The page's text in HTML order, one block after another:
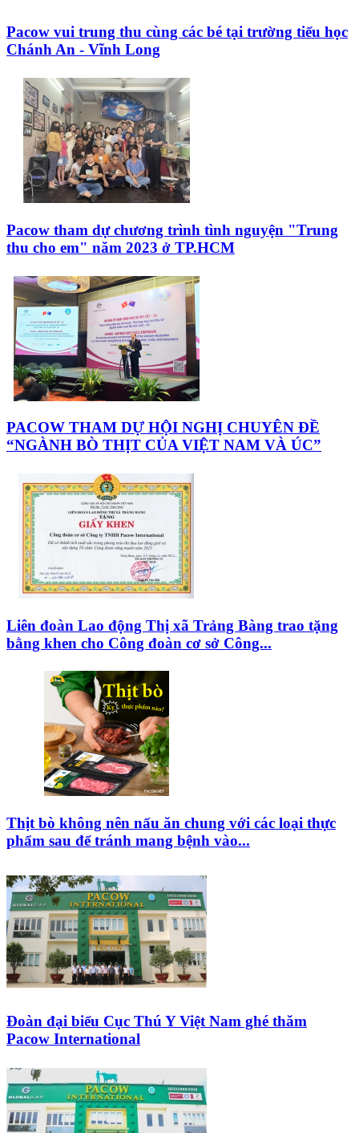
Pacow vui trung thu cùng các bé tại trường tiểu học
Chánh An - Vĩnh Long
Pacow tham dự chương trình tình nguyện "Trung
thu cho em" năm 2023 ở TP.HCM
PACOW THAM DỰ HỘI NGHỊ CHUYÊN ĐỀ
“NGÀNH BÒ THỊT CỦA VIỆT NAM VÀ ÚC”
Liên đoàn Lao động Thị xã Trảng Bàng trao tặng
bằng khen cho Công đoàn cơ sở Công...
Thịt bò không nên nấu ăn chung với các loại thực
phẩm sau để tránh mang bệnh vào...
Đoàn đại biểu Cục Thú Y Việt Nam ghé thăm
Pacow International